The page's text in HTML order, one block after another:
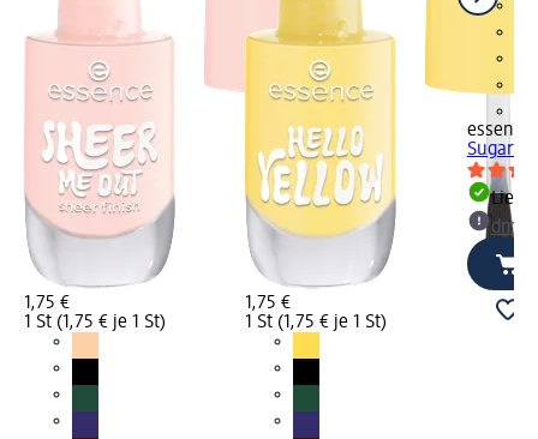
1,75 €
1 St (1,75 € je 1 St)
1,75 €
1 St (1,75 € je 1 St)
essence
Sugar
dm